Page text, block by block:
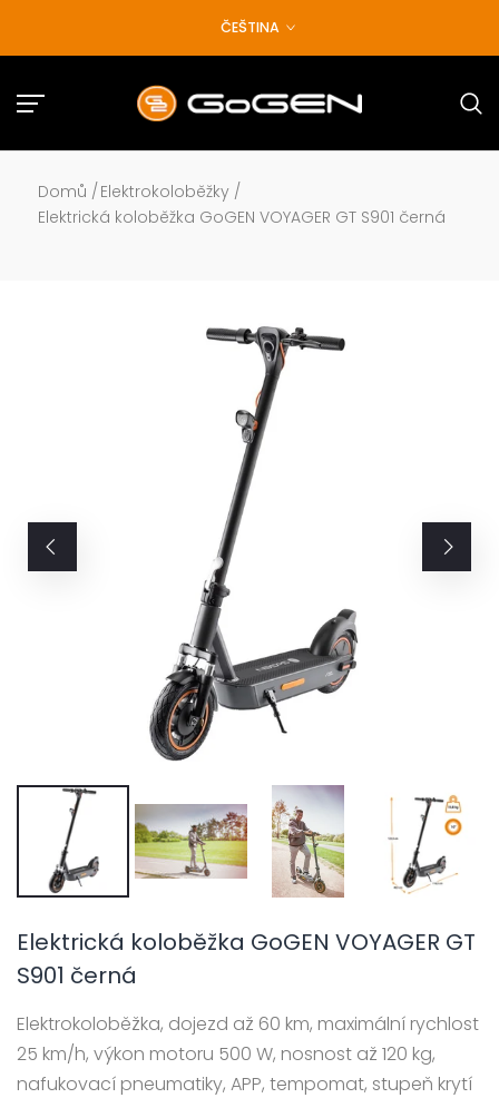
na
ČEŠTINA
Domů / Elektrokoloběžky /
Elektrická koloběžka GoGEN VOYAGER GT S901 černá
Elektrická koloběžka GoGEN VOYAGER GT
S901 černá
Elektrokoloběžka, dojezd až 60 km, maximální rychlost
25 km/h, výkon motoru 500 W, nosnost až 120 kg,
nafukovací pneumatiky, APP, tempomat, stupeň krytí